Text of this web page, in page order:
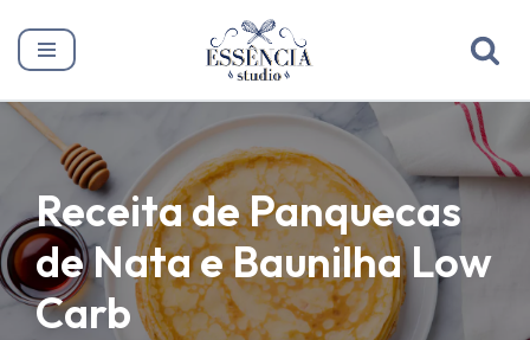
Pular
o
conteúdo
Receita de Panquecas
de Nata e Baunilha Low
Carb